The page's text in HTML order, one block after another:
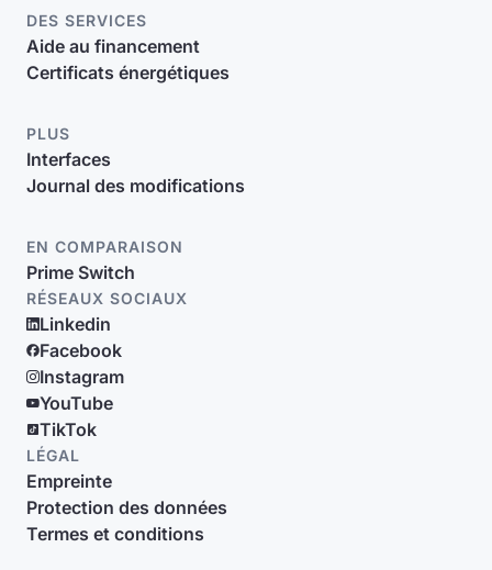
DES SERVICES
Aide au financement
Certificats énergétiques
PLUS
Interfaces
Journal des modifications
EN COMPARAISON
Prime Switch
RÉSEAUX SOCIAUX
Linkedin
Facebook
Instagram
YouTube
TikTok
LÉGAL
Empreinte
Protection des données
Termes et conditions